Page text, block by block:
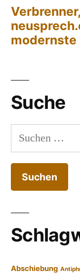
modernste
Suche
Suchen
nach:
Abschiebung